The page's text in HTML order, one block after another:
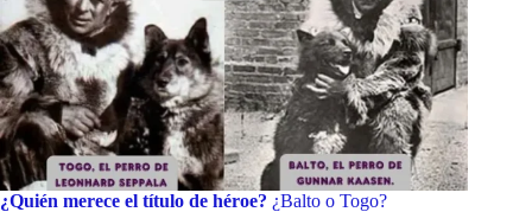
¿Quién merece el título de héroe? ¿Balto o Togo?